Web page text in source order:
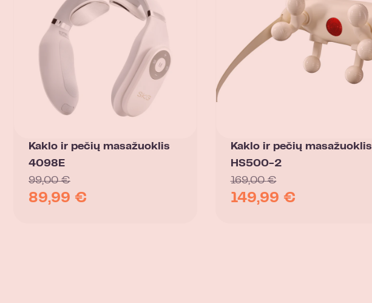
Kaklo ir pečių masažuoklis
4098E
99,00€
89,99 €
Kaklo ir pečių masažuoklis
HS500-2
169,00€
149,99 €